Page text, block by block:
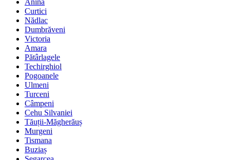
Anina
Curtici
Nădlac
Dumbrăveni
Victoria
Amara
Pătârlagele
Techirghiol
Pogoanele
Ulmeni
Turceni
Câmpeni
Cehu Silvaniei
Tăuții-Măgherăuș
Murgeni
Tismana
Buziaș